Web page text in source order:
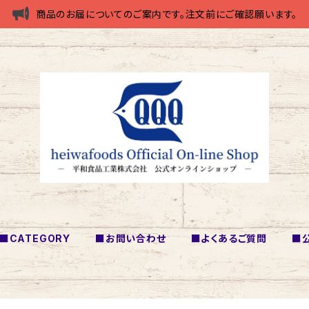
商品のお届についてのご案内です。注文前にご確認願います。
■お問い合わせ ■よくあるご質問 ■